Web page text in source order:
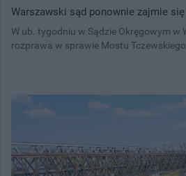
Warszawski sąd ponownie zajmie
W ub. tygodniu w Sądzie Okręgowym w
rozprawa w sprawie Mostu